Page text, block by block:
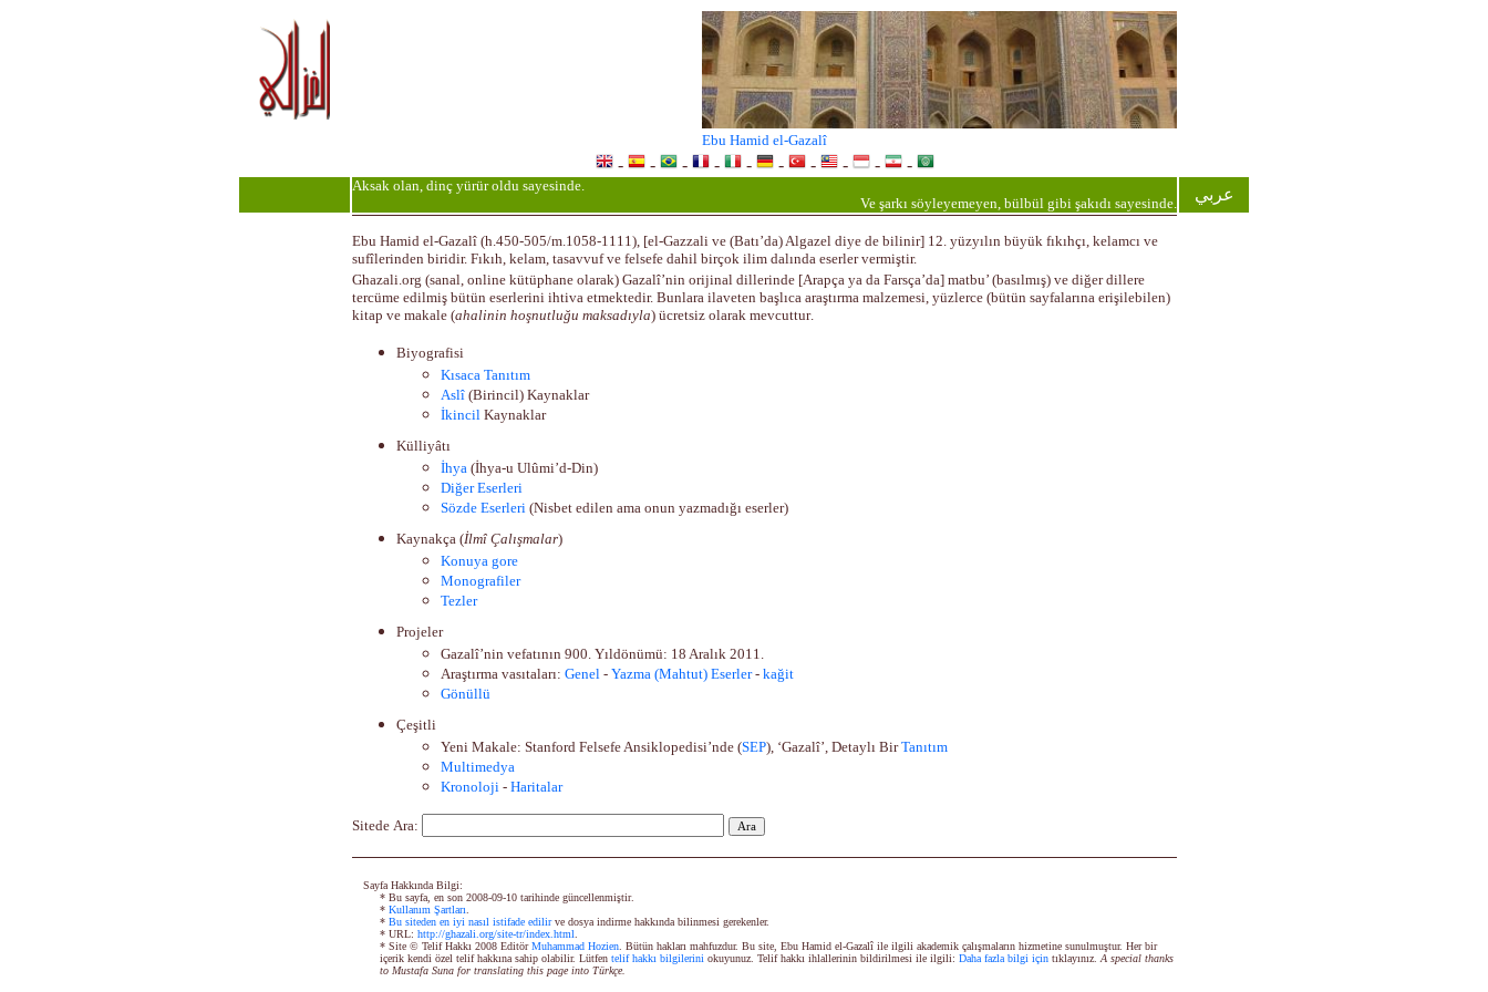
Ebu Hamid el-Gazalî
- - - - - - - - - -
Aksak olan, dinç yürür oldu sayesinde.
Ve şarkı söyleyemeyen, bülbül gibi şakıdı sayesinde.
عربي
Ebu Hamid el-Gazalî (h.450-505/m.1058-1111), [el-Gazzali ve (Batı’da) Algazel diye de bilinir] 12. yüzyılın büyük fıkıhçı, kelamcı ve
sufîlerinden biridir. Fıkıh, kelam, tasavvuf ve felsefe dahil birçok ilim dalında eserler vermiştir.
Ghazali.org (sanal, online kütüphane olarak) Gazalî’nin orijinal dillerinde [Arapça ya da Farsça’da] matbu’ (basılmış) ve diğer dillere
tercüme edilmiş bütün eserlerini ihtiva etmektedir. Bunlara ilaveten başlıca araştırma malzemesi, yüzlerce (bütün sayfalarına erişilebilen)
kitap ve makale (ahalinin hoşnutluğu maksadıyla) ücretsiz olarak mevcuttur.
Biyografisi
Kısaca Tanıtım
Aslî (Birincil) Kaynaklar
İkincil Kaynaklar
Külliyâtı
İhya (İhya-u Ulûmi’d-Din)
Diğer Eserleri
Sözde Eserleri (Nisbet edilen ama onun yazmadığı eserler)
Kaynakça (İlmî Çalışmalar)
Konuya gore
Monografiler
Tezler
Projeler
Gazalî’nin vefatının 900. Yıldönümü: 18 Aralık 2011.
Araştırma vasıtaları: Genel - Yazma (Mahtut) Eserler- kağit
Gönüllü
Çeşitli
Yeni Makale: Stanford Felsefe Ansiklopedisi’nde (SEP), ‘Gazalî’, Detaylı BirTanıtım
Multimedya
Kronoloji - Haritalar
Sitede Ara:
Sayfa Hakkında Bilgi:
* Bu sayfa, en son 2008-09-10 tarihinde güncellenmiştir.
* Kullanım Şartları
* Bu siteden en iyi nasıl istifade edilirve dosya indirme hakkında bilinmesi gerekenler.
* URL: http://ghazali.org/site-tr/index.html
* Site © Telif Hakkı 2008 EditörMuhammad Hozien . Bütün hakları mahfuzdur. Bu site, Ebu Hamid el-Gazalî ile ilgili akademik çalışmaların hizmetine sunulmuştur. Her bir
içerik kendi özel telif hakkına sahip olabilir. Lütfen telif hakkı bilgilerini okuyunuz. Telif hakkı ihlallerinin bildirilmesi ile ilgili: Daha fazla bilgi için tıklayınız. A special thanks
to Mustafa Suna for translating this page into Türkçe.